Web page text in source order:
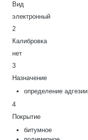
Вид
электронный
2
Калибровка
нет
3
Назначение
определение адгезии
4
Покрытие
битумное